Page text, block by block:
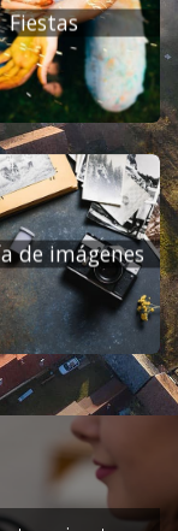
Fiestas
de imágenes